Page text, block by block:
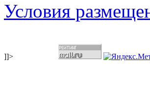
Условия
]]>